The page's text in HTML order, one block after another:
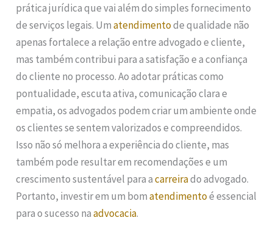
prática jurídica que vai além do simples fornecimento
de serviços legais. Umatendimentode qualidade não
apenas fortalece a relação entre advogado e cliente,
mas também contribui para a satisfação e a confiança
do cliente no processo. Ao adotar práticas como
pontualidade, escuta ativa, comunicação clara e
empatia, os advogados podem criar um ambiente onde
os clientes se sentem valorizados e compreendidos.
Isso não só melhora a experiência do cliente, mas
também pode resultar em recomendações e um
crescimento sustentável para acarreirado advogado.
Portanto, investir em um bomatendimentoé essencial
para o sucesso naadvocacia.